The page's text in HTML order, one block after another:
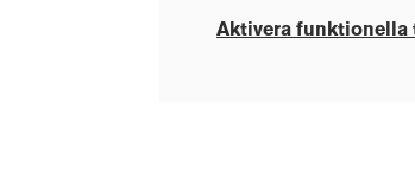
Aktivera funktionella